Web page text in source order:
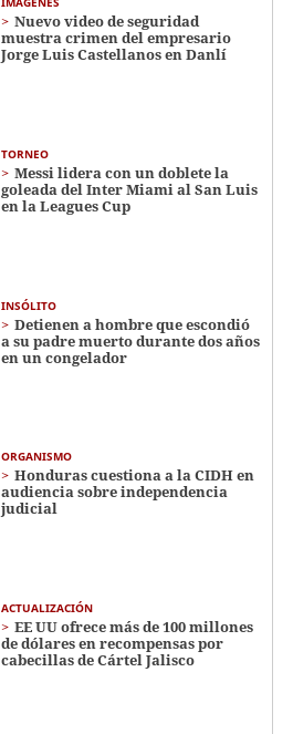
Nuevo video de seguridad
muestra crimen del empresario
Jorge Luis Castellanos en Danlí
TORNEO
Messi lidera con un doblete la
goleada del Inter Miami al San Luis
en la Leagues Cup
INSÓLITO
Detienen a hombre que escondió
a su padre muerto durante dos años
en un congelador
ORGANISMO
Honduras cuestiona a la CIDH en
audiencia sobre independencia
judicial
ACTUALIZACIÓN
EE UU ofrece más de 100 millones
de dólares en recompensas por
cabecillas de Cártel Jalisco